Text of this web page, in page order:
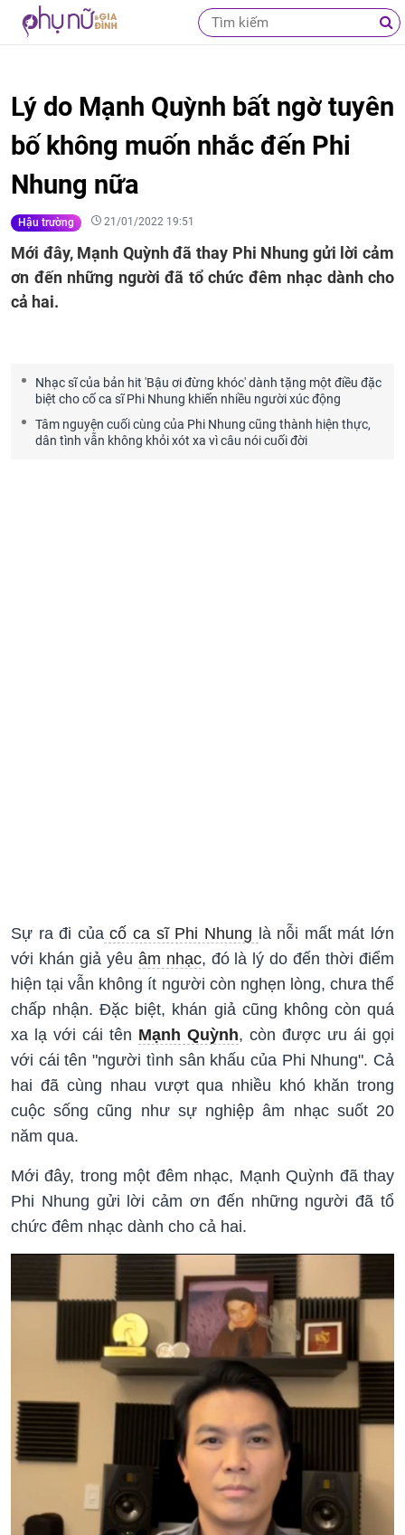
Lý do Mạnh Quỳnh bất ngờ tuyên
bố không muốn nhắc đến Phi
Nhung nữa
Hậu trường 21/01/2022 19:51
Mới đây, Mạnh Quỳnh đã thay Phi Nhung gửi lời cảm
ơn đến những người đã tổ chức đêm nhạc dành cho
cả hai.
Nhạc sĩ của bản hit 'Bậu ơi đừng khóc' dành tặng một điều đặc
biệt cho cố ca sĩ Phi Nhung khiến nhiều người xúc động
Tâm nguyện cuối cùng của Phi Nhung cũng thành hiện thực,
dân tình vẫn không khỏi xót xa vì câu nói cuối đời
Sự ra đi của cố ca sĩ Phi Nhung là nỗi mất mát lớn
với khán giả yêu âm nhạc, đó là lý do đến thời điểm
hiện tại vẫn không ít người còn nghẹn lòng, chưa thể
chấp nhận. Đặc biệt, khán giả cũng không còn quá
xa lạ với cái tên Mạnh Quỳnh, còn được ưu ái gọi
với cái tên "người tình sân khấu của Phi Nhung". Cả
hai đã cùng nhau vượt qua nhiều khó khăn trong
cuộc sống cũng như sự nghiệp âm nhạc suốt 20
năm qua.
Mới đây, trong một đêm nhạc, Mạnh Quỳnh đã thay
Phi Nhung gửi lời cảm ơn đến những người đã tổ
chức đêm nhạc dành cho cả hai.